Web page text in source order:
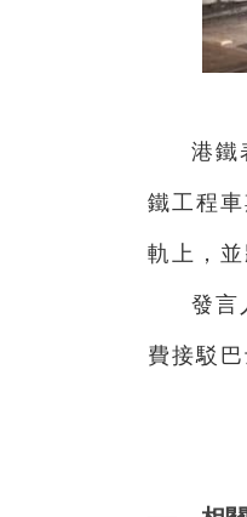
港鐵
鐵工程
軌上，
發言
費接駁